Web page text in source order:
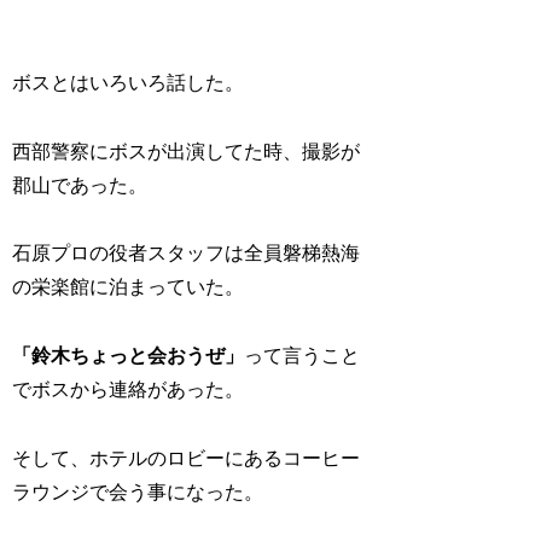
ボスとはいろいろ話した。
西部警察にボスが出演してた時、撮影が
郡山であった。
石原プロの役者スタッフは全員磐梯熱海
の栄楽館に泊まっていた。
「鈴木ちょっと会おうぜ」 って言うこと
でボスから連絡があった。
そして、ホテルのロビーにあるコーヒー
ラウンジで会う事になった。